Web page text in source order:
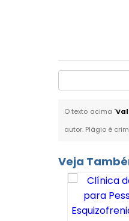
O texto acima "
autor. Plágio é
Veja